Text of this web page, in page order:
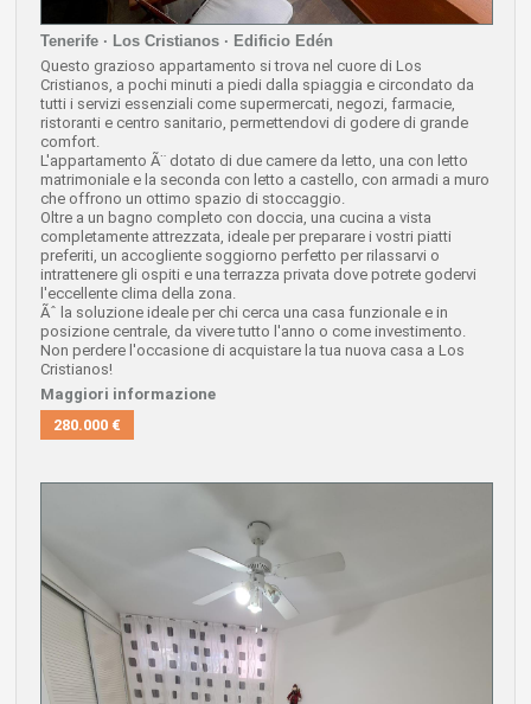
Tenerife · Los Cristianos · Edificio Edén
Questo grazioso appartamento si trova nel cuore di Los
Cristianos, a pochi minuti a piedi dalla spiaggia e circondato da
tutti i servizi essenziali come supermercati, negozi, farmacie,
ristoranti e centro sanitario, permettendovi di godere di grande
comfort.
L'appartamento Ã¨ dotato di due camere da letto, una con letto
matrimoniale e la seconda con letto a castello, con armadi a muro
che offrono un ottimo spazio di stoccaggio.
Oltre a un bagno completo con doccia, una cucina a vista
completamente attrezzata, ideale per preparare i vostri piatti
preferiti, un accogliente soggiorno perfetto per rilassarvi o
intrattenere gli ospiti e una terrazza privata dove potrete godervi
l'eccellente clima della zona.
Ãˆ la soluzione ideale per chi cerca una casa funzionale e in
posizione centrale, da vivere tutto l'anno o come investimento.
Non perdere l'occasione di acquistare la tua nuova casa a Los
Cristianos!
Maggiori informazione
280.000 €